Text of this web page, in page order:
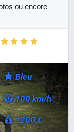
ou encore
Bleu
100 km/h
1200 €